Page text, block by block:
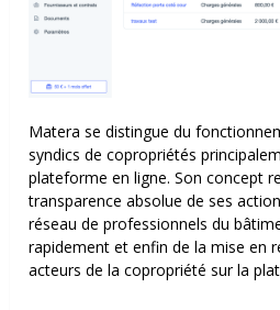
Matera se distingue du
syndics de copropriétés
plateforme en ligne. Son concept
transparence absolue de ses
réseau de professionnels du
rapidement et enfin de la mise en
acteurs de la copropriété sur la